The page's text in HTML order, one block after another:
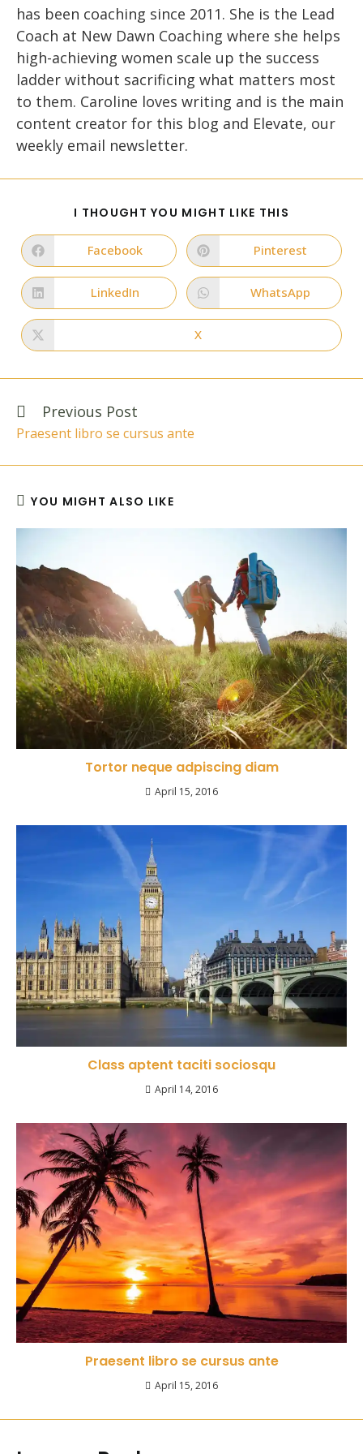
has been coaching since 2011. She is the Lead
Coach at New Dawn Coaching where she helps
high-achieving women scale up the success
ladder without sacrificing what matters most
to them. Caroline loves writing and is the main
content creator for this blog and Elevate, our
weekly email newsletter.
I THOUGHT YOU MIGHT LIKE THIS
CONTENT
Opens
in
a
new
window
Facebook Opens
in
a
new
window
Pinterest
Opens
in
a
LinkedIn Opens
in
a
WhatsApp
Opens
in
X
Read
more
articles
Previous Post
Praesent libro se cursus ante
YOU MIGHT ALSO LIKE
Tortor neque adpiscing diam
April 15, 2016
Class aptent taciti sociosqu
April 14, 2016
Praesent libro se cursus ante
April 15, 2016